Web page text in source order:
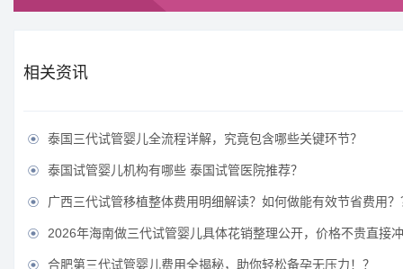
相关资讯
 泰国三代试管婴儿全流程详解，究竟包含哪些关键环节？
 泰国试管婴儿机构有哪些 泰国试管医院推荐？
 广西三代试管移植整体费用明细解读？如何做能有效节省费用？
 2026年海南做三代试管婴儿具体花销整理公开，价格不贵直接
 合肥第三代试管婴儿费用全揭秘，助你轻松备孕无压力！？